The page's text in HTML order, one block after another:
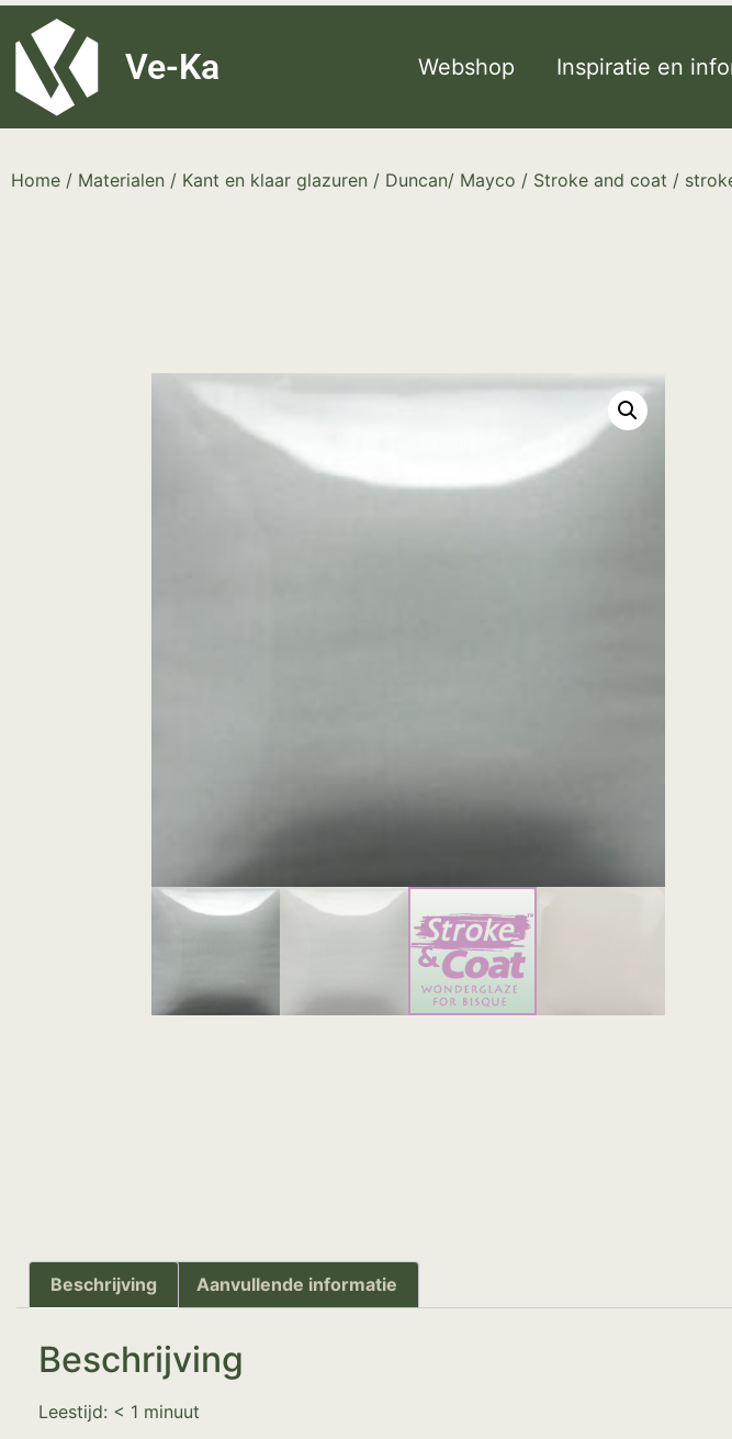
G-8P7N3X5BJ9
Ve-Ka Webshop Inspiratie en
Home / Materialen / Kant en klaar glazuren / Duncan/ Mayco / Stroke and coat /
Beschrijving Aanvullende informatie
Beschrijving
Leestijd: < 1 minuut